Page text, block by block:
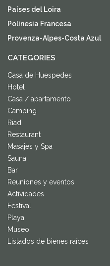
Países del Loira
Polinesia Francesa
Provenza-Alpes-Costa Azul
CATEGORIES
Casa de Huespedes
Hotel
Casa / apartamento
Camping
Riad
Restaurant
Masajes y Spa
Sauna
Bar
Reuniones y eventos
Actividades
Festival
Playa
Museo
Listados de bienes raíces